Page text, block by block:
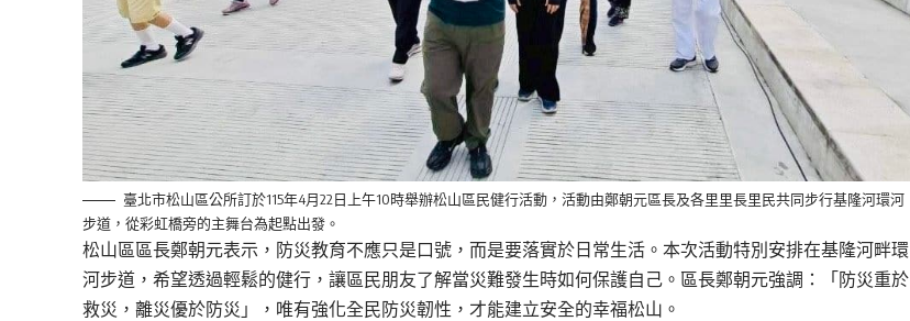
臺北市松山區公所訂於115年4月22日上午10時舉辦松山區民健行活動，活動由鄭朝元區長及各里里長里民共同步行基隆河環河
步道，從彩虹橋旁的主舞台為起點出發。
松山區區長鄭朝元表示，防災教育不應只是口號，而是要落實於日常生活。本次活動特別安排在基隆河畔環
河步道，希望透過輕鬆的健行，讓區民朋友了解當災難發生時如何保護自己。區長鄭朝元強調：「防災重於
救災，離災優於防災」，唯有強化全民防災韌性，才能建立安全的幸福松山。